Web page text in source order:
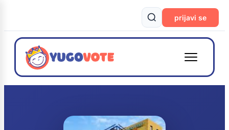
prijavi se